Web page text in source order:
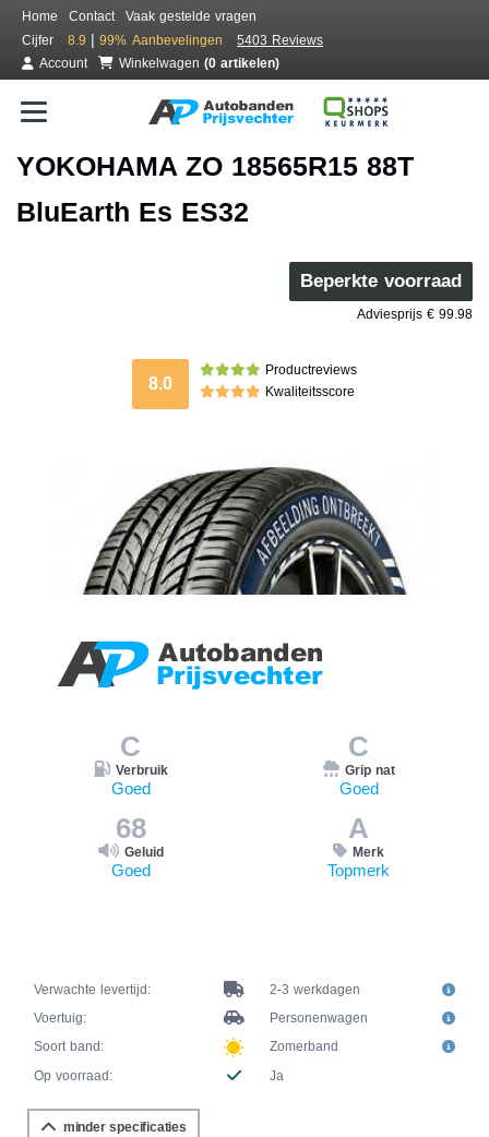
Home Contact
Vaak gestelde vragen
Cijfer
8.9 | 99% Aanbevelingen
5403 Reviews
Account
Winkelwagen (0 artikelen)
YOKOHAMA ZO 18565R15 88T
BluEarth Es ES32
Beperkte voorraad
Adviesprijs € 99.98
8.0
Productreviews
Kwaliteitsscore
C
Verbruik
Goed
C
Grip nat
Goed
68
Geluid
Goed
A
Merk
Topmerk
Verwachte levertijd:
2-3 werkdagen
Voertuig:
Personenwagen
Soort band:
Zomerband
Op voorraad:
Ja
minder specificaties